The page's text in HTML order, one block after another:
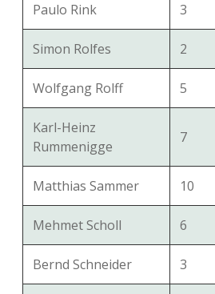
Paulo Rink 3
Simon Rolfes 2
Wolfgang Rolff 5
Karl-Heinz
Rummenigge
7
Matthias Sammer 10
Mehmet Scholl 6
Bernd Schneider 3